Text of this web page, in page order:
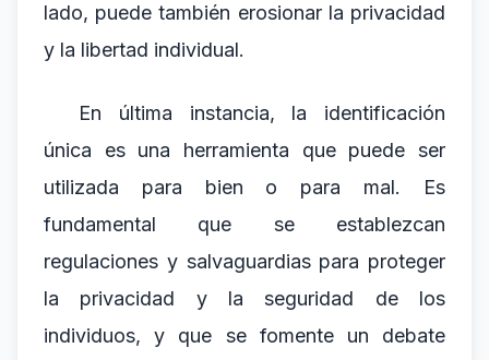
lado, puede también erosionar la privacidad
y la libertad individual.
En última instancia, la identificación
única es una herramienta que puede ser
utilizada para bien o para mal. Es
fundamental que se establezcan
regulaciones y salvaguardias para proteger
la privacidad y la seguridad de los
individuos, y que se fomente un debate